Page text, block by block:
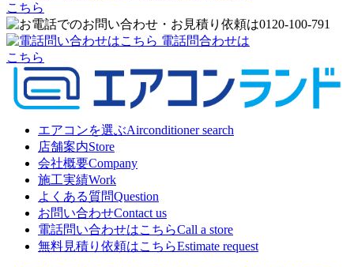
こちら
電話問合わせは
こちら
エアコンを選ぶAirconditioner search
店舗案内Store
会社概要Company
施工実績Work
よくある質問Question
お問い合わせContact us
電話問い合わせはこちらCall a store
無料見積り依頼はこちらEstimate request